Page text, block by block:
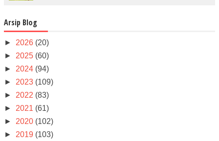
Arsip Blog
► 2026 (20)
► 2025 (60)
► 2024 (94)
► 2023 (109)
► 2022 (83)
► 2021 (61)
► 2020 (102)
► 2019 (103)